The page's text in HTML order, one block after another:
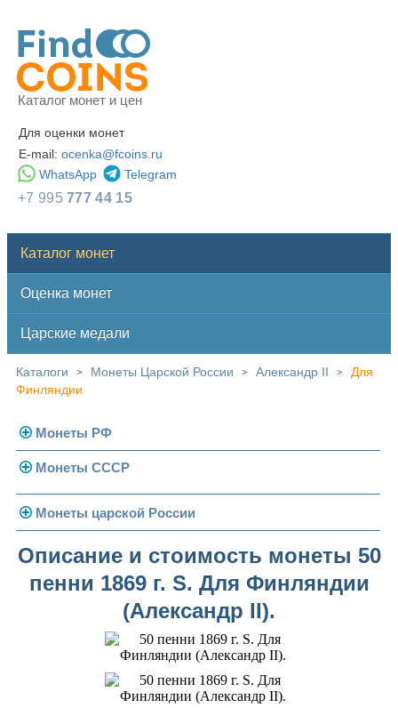
Каталог монет и цен
Для оценки монет
E-mail: ocenka@fcoins.ru
WhatsApp
Telegram
+7 995777 44 15
Каталог монет
Оценка монет
Царские медали
Каталоги > Монеты Царской России > Александр II >
Для
Финляндии
Монеты РФ
Современная Россия
Монеты 1991-1993 гг.
Монеты СССР
Погодовка СССР
Монеты 1958 года
Золотые червонцы
Памятные и юбилейные
Монеты царской России
Николай II (1894-1917)
Золото
Германская оккупация
Александр III (1881-1894)
Александр II (1855-1881)
Николай I (1825-1855)
Платина, золото
Александр I (1801-1825)
Описание и стоимость монеты 50
пенни 1869 г. S. Для Финляндии
(Александр II).